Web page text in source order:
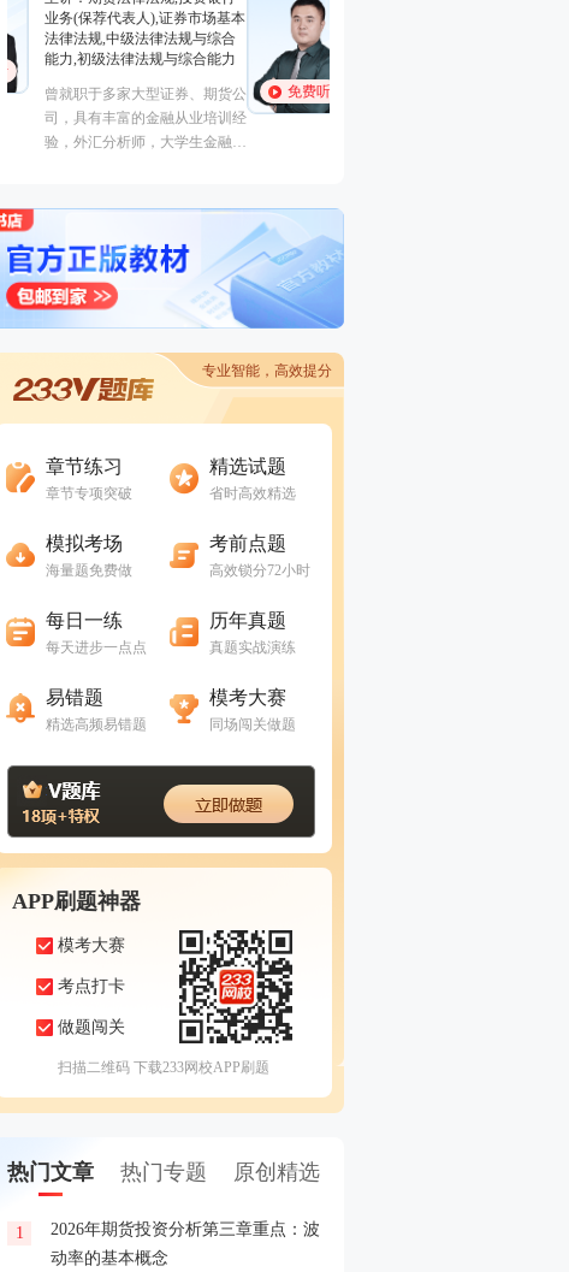
学员称被讲课耽误的“德云社”编
外弟子。
免费听
主讲：金融市场基础知识,期货
基础知识,基金法律法规,中级金
融
从事金融类考试培训多年，知名
金融培训师、金融机构中层管
理、清华大学出版社金融教材副
的“一哥”。
专业智能，高效提分
章节练习
章节专项突破
精选试题
省时高效精选
模拟考场
海量题免费做
考前点题
高效锁分72小时
每日一练
每天进步一点点
历年真题
真题实战演练
易错题
精选高频易错题
模考大赛
同场闯关做题
APP刷题神器
模考大赛
考点打卡
做题闯关
扫描二维码 下载233网校APP刷题
热门文章 热门专题 原创精选
1
2026年期货投资分析第三章重点：波
动率的基本概念